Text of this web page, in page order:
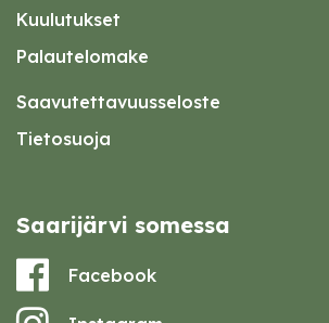
Kuulutukset
Palautelomake
Saavutettavuusseloste
Tietosuoja
Saarijärvi somessa
Facebook